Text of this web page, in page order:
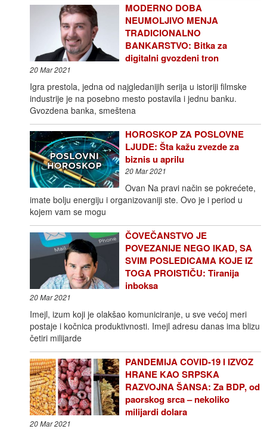
MODERNO DOBA
NEUMOLJIVO MENJA
TRADICIONALNO
BANKARSTVO: Bitka za
digitalni gvozdeni tron
20 Mar 2021
Igra prestola, jedna od najgledanijih serija u istoriji filmske
industrije je na posebno mesto postavila i jednu banku.
Gvozdena banka, smeštena
HOROSKOP ZA POSLOVNE
LJUDE: Šta kažu zvezde za
biznis u aprilu
20 Mar 2021
Ovan Na pravi način se pokrećete,
imate bolju energiju i organizovaniji ste. Ovo je i period u
kojem vam se mogu
ČOVEČANSTVO JE
POVEZANIJE NEGO IKAD, SA
SVIM POSLEDICAMA KOJE IZ
TOGA PROISTIČU: Tiranija
inboksa
20 Mar 2021
Imejl, izum koji je olakšao komuniciranje, u sve većoj meri
postaje i kočnica produktivnosti. Imejl adresu danas ima blizu
četiri milijarde
PANDEMIJA COVID-19 I IZVOZ
HRANE KAO SRPSKA
RAZVOJNA ŠANSA: Za BDP, od
paorskog srca – nekoliko
milijardi dolara
20 Mar 2021